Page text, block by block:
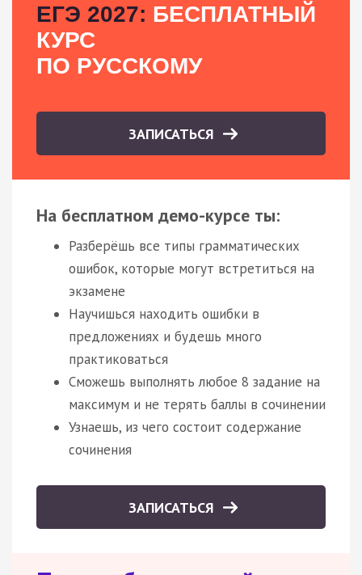
ЕГЭ 2027: БЕСПЛАТНЫЙ
КУРС
ПО РУССКОМУ
ЗАПИСАТЬСЯ
На бесплатном демо-курсе ты:
Разберёшь все типы грамматических
ошибок, которые могут встретиться на
экзамене
Научишься находить ошибки в
предложениях и будешь много
практиковаться
Сможешь выполнять любое 8 задание на
максимум и не терять баллы в сочинении
Узнаешь, из чего состоит содержание
сочинения
ЗАПИСАТЬСЯ